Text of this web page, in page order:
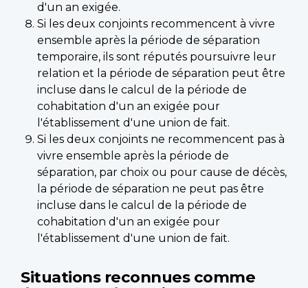
d'un an exigée.
Si les deux conjoints recommencent à vivre
ensemble après la période de séparation
temporaire, ils sont réputés poursuivre leur
relation et la période de séparation peut être
incluse dans le calcul de la période de
cohabitation d'un an exigée pour
l'établissement d'une union de fait.
Si les deux conjoints ne recommencent pas à
vivre ensemble après la période de
séparation, par choix ou pour cause de décès,
la période de séparation ne peut pas être
incluse dans le calcul de la période de
cohabitation d'un an exigée pour
l'établissement d'une union de fait.
Situations reconnues comme